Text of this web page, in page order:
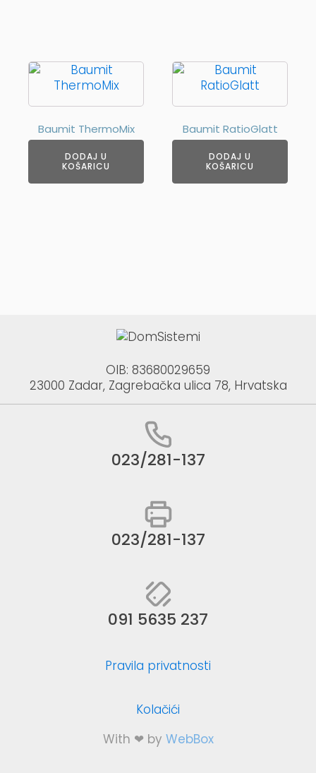
Baumit ThermoMix
DODAJ U
KOŠARICU
Baumit RatioGlatt
DODAJ U
KOŠARICU
OIB: 83680029659
23000 Zadar, Zagrebačka ulica 78, Hrvatska
023/281-137
023/281-137
091 5635 237
Pravila privatnosti
Kolačići
With ❤ by WebBox